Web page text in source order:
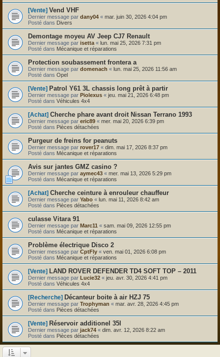
[Vente] Vend VHF
Dernier message par dany04 « mar. juin 30, 2026 4:04 pm
Posté dans Divers
Demontage moyeu AV Jeep CJ7 Renault
Dernier message par isetta « lun. mai 25, 2026 7:31 pm
Posté dans Mécanique et réparations
Protection soubassement frontera a
Dernier message par domenach « lun. mai 25, 2026 11:56 am
Posté dans Opel
[Vente] Patrol Y61 3L chassis long prêt à partir
Dernier message par Piolexus « jeu. mai 21, 2026 6:48 pm
Posté dans Véhicules 4x4
[Achat] Cherche phare avant droit Nissan Terrano 1993
Dernier message par eric89 « mer. mai 20, 2026 6:39 pm
Posté dans Pièces détachées
Purgeur de freins for peanuts
Dernier message par rover17 « dim. mai 17, 2026 8:37 pm
Posté dans Mécanique et réparations
Avis sur jantes GMZ casino ?
Dernier message par aymec43 « mer. mai 13, 2026 5:29 pm
Posté dans Mécanique et réparations
[Achat] Cherche ceinture à enrouleur chauffeur
Dernier message par Yabo « lun. mai 11, 2026 8:42 am
Posté dans Pièces détachées
culasse Vitara 91
Dernier message par Marc11 « sam. mai 09, 2026 12:55 pm
Posté dans Mécanique et réparations
Problème électrique Disco 2
Dernier message par CptFly « ven. mai 01, 2026 6:08 pm
Posté dans Mécanique et réparations
[Vente] LAND ROVER DEFENDER TD4 SOFT TOP – 2011
Dernier message par Lucie32 « jeu. avr. 30, 2026 4:41 pm
Posté dans Véhicules 4x4
[Recherche] Décanteur boite à air HZJ 75
Dernier message par Trophyman « mar. avr. 28, 2026 4:45 pm
Posté dans Pièces détachées
[Vente] Réservoir additionel 35l
Dernier message par jack74 « dim. avr. 12, 2026 8:22 am
Posté dans Pièces détachées